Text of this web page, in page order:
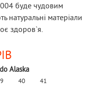
буде чудовим
натуральні матеріали
здоров`я.
Alaska
40 41